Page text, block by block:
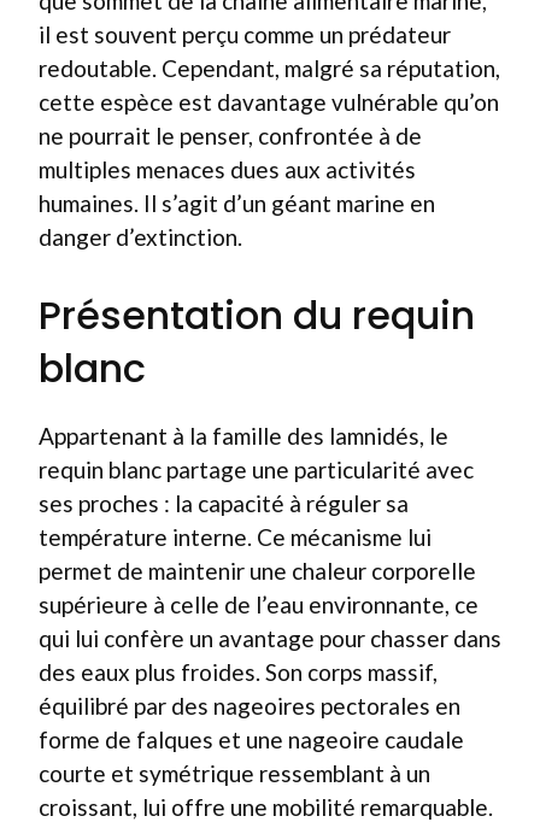
il est souvent perçu comme un prédateur
redoutable. Cependant, malgré sa réputation,
cette espèce est davantage vulnérable qu’on
ne pourrait le penser, confrontée à de
multiples menaces dues aux activités
humaines. Il s’agit d’un géant marine en
danger d’extinction.
Présentation du requin
blanc
Appartenant à la famille des lamnidés, le
requin blanc partage une particularité avec
ses proches : la capacité à réguler sa
température interne. Ce mécanisme lui
permet de maintenir une chaleur corporelle
supérieure à celle de l’eau environnante, ce
qui lui confère un avantage pour chasser dans
des eaux plus froides. Son corps massif,
équilibré par des nageoires pectorales en
forme de falques et une nageoire caudale
courte et symétrique ressemblant à un
croissant, lui offre une mobilité remarquable.